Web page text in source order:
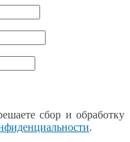
сбор и обработку
.